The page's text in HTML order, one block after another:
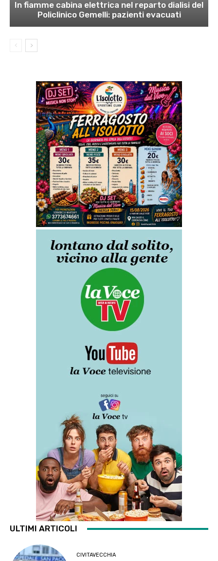
In fiamme cabina elettrica nel reparto dialisi del
Policlinico Gemelli: pazienti evacuati
ULTIMI ARTICOLI
CIVITAVECCHIA